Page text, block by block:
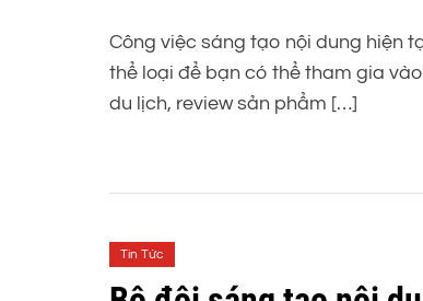
Công việc sáng tạo nội dung hiện
thể loại để bạn có thể tham gia
du lịch, review sản phẩm […]
Tin Tức